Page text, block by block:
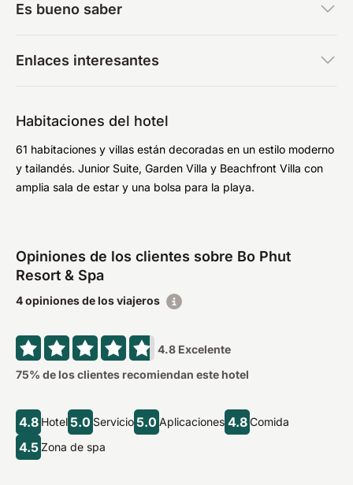
Es bueno saber
Enlaces interesantes
Habitaciones del hotel
61 habitaciones y villas están decoradas en un estilo moderno
y tailandés. Junior Suite, Garden Villa y Beachfront Villa con
amplia sala de estar y una bolsa para la playa.
Opiniones de los clientes sobre Bo Phut
Resort & Spa
4 opiniones de los viajeros
4.8 Excelente
75% de los clientes recomiendan este hotel
4.8 Hotel5.0 Servicio5.0 Aplicaciones 4.8 Comida
4.5 Zona de spa